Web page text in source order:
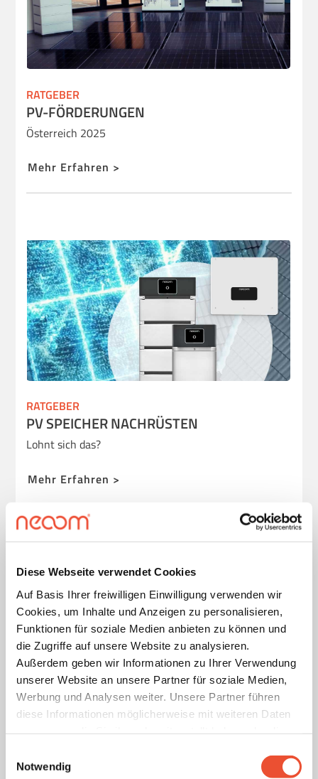
Diese Webseite verwendet Cookies
Auf Basis Ihrer freiwilligen Einwilligung verwenden wir
Cookies, um Inhalte und Anzeigen zu personalisieren,
Funktionen für soziale Medien anbieten zu können und
die Zugriffe auf unsere Website zu analysieren.
Außerdem geben wir Informationen zu Ihrer Verwendung
unserer Website an unsere Partner für soziale Medien,
Werbung und Analysen weiter. Unsere Partner führen
diese Informationen möglicherweise mit weiteren Daten
haben. Details finden Sie unter
Notwendig
RATGEBER
PV-FÖRDERUNGEN
Österreich 2025
Mehr Erfahren >
RATGEBER
PV SPEICHER NACHRÜSTEN
Lohnt sich das?
Mehr Erfahren >
RATGEBER
SMART CHARGING